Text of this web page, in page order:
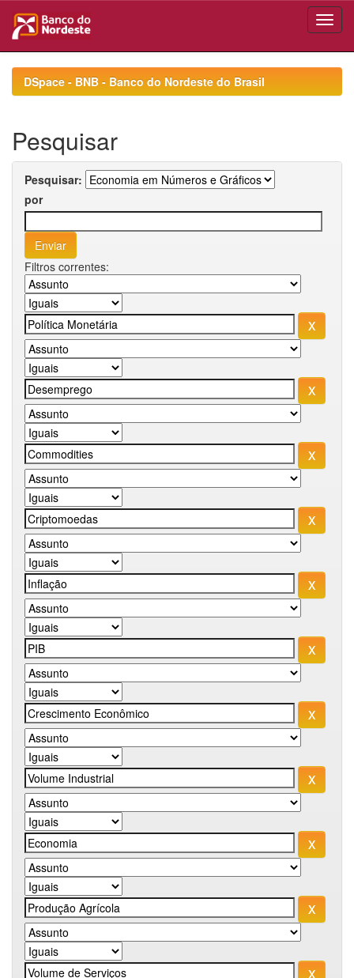
navigationDSpace - BNB - Banco do Nordeste do Brasil
Pesquisar
Pesquisar:
por
Filtros correntes: